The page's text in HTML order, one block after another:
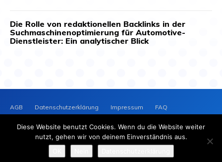
Die Rolle von redaktionellen Backlinks in der
Suchmaschinenoptimierung für Automotive-
Dienstleister: Ein analytischer Blick
AGB Datenschutzerklärung Impressum
FAQ
PRESSEVERTEILERNEWS
Diese Website benutzt Cookies. Wenn du die Website weiter
nutzt, gehen wir von deinem Einverständnis aus.